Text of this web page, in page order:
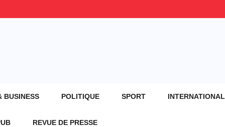
BUSINESS POLITIQUE SPORT INTERNATIONAL
REVUE DE PRESSE